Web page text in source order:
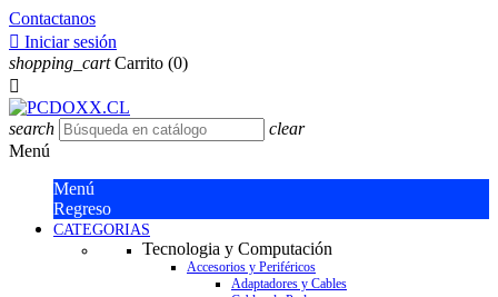
Contactanos
 Iniciar sesión
shopping_cart Carrito (0)

search
clear
Menú
Menú
Regreso
CATEGORIAS
Tecnologia y Computación
Accesorios y Periféricos
Adaptadores y Cables